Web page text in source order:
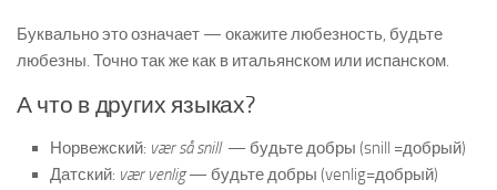
Буквально это означает — окажите любезность, будьте
любезны. Точно так же как в итальянском или испанском.
А что в других языках?
Норвежский: vær så snill— будьте добры (snill =добрый)
Датский: vær venlig— будьте добры (venlig=добрый)